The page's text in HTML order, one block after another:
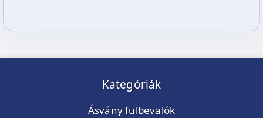
Kategóriák
Ásvány fülbevalók